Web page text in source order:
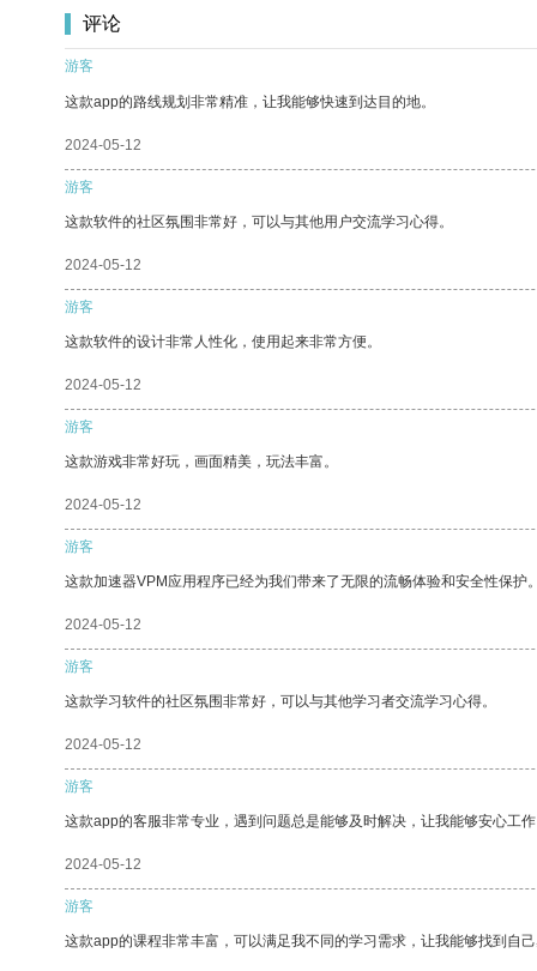
评论
游客
这款app的路线规划非常精准，让我能够快速到达目的地。
2024-05-12
游客
这款软件的社区氛围非常好，可以与其他用户交流学习心得。
2024-05-12
游客
这款软件的设计非常人性化，使用起来非常方便。
2024-05-12
游客
这款游戏非常好玩，画面精美，玩法丰富。
2024-05-12
游客
这款加速器VPM应用程序已经为我们带来了无限的流畅体验和安全性保护
2024-05-12
游客
这款学习软件的社区氛围非常好，可以与其他学习者交流学习心得。
2024-05-12
游客
这款app的客服非常专业，遇到问题总是能够及时解决，让我能够安心工
2024-05-12
游客
这款app的课程非常丰富，可以满足我不同的学习需求，让我能够找到自